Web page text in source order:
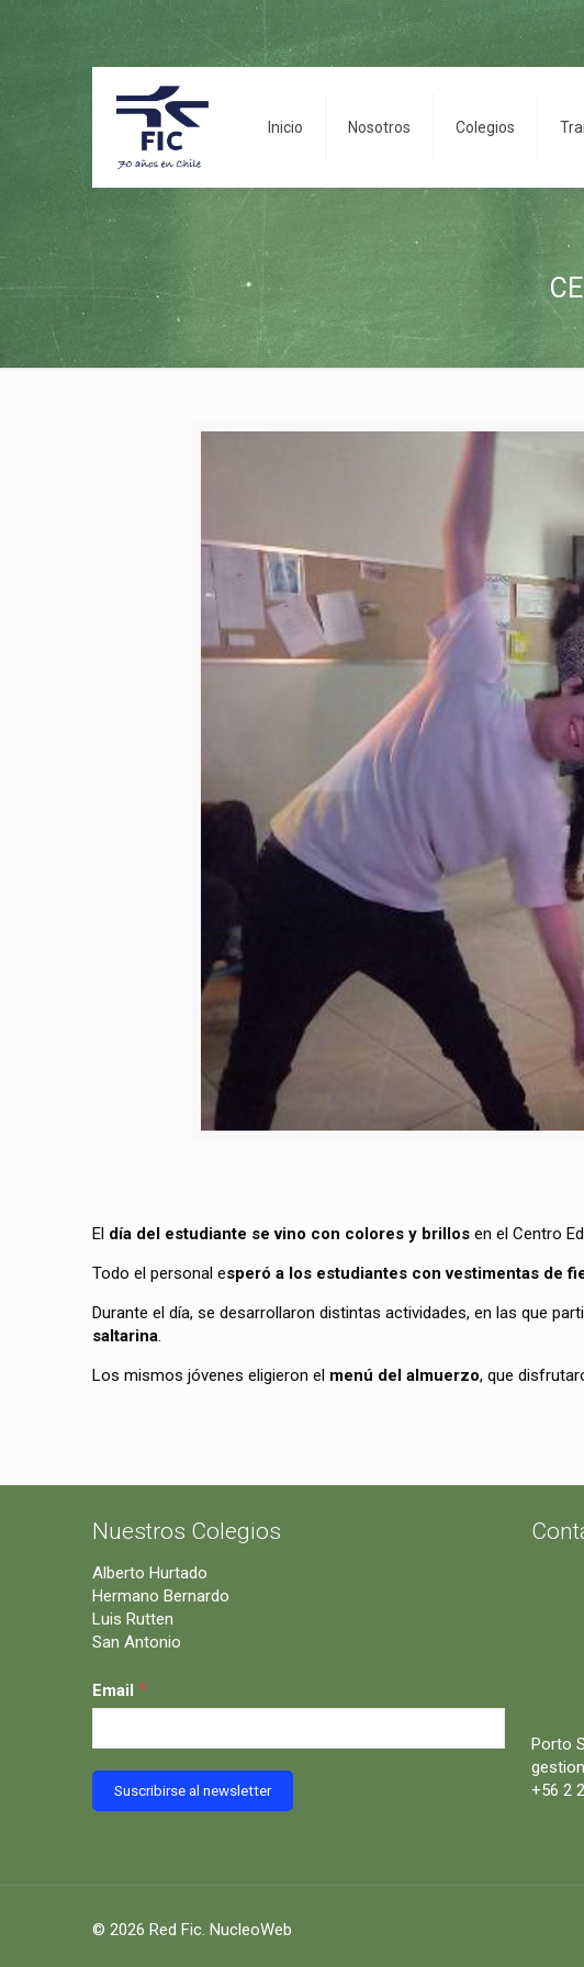
Inicio Nosotros Colegios
El día del estudiante se vino con colores y brillos en el Centro
Todo el personal esperó a los estudiantes con vestimentas de
Durante el día, se desarrollaron distintas actividades, en las que
saltarina.
Los mismos jóvenes eligieron el menú del almuerzo, que
Nuestros Colegios
Alberto Hurtado
Hermano Bernardo
Luis Rutten
San Antonio
Email *
Porto
+56 2
© 2026 Red Fic. NucleoWeb